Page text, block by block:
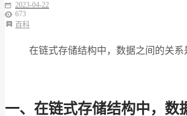
2023-04-22
673
百科
在链式存储结构中，数据之间的关
一、在链式存储结构中，数